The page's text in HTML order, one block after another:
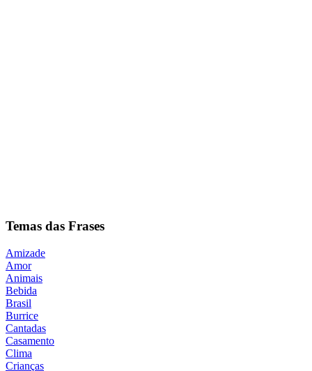
Temas das Frases
Amizade
Amor
Animais
Bebida
Brasil
Burrice
Cantadas
Casamento
Clima
Crianças